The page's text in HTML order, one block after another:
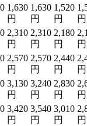
1,630
円
1,630
円
1,520
円
円
2,310
円
2,310
円
2,180
円
円
2,570
円
2,570
円
2,440
円
円
3,130
円
3,240
円
2,830
円
円
3,420
円
3,540
円
3,010
円
円